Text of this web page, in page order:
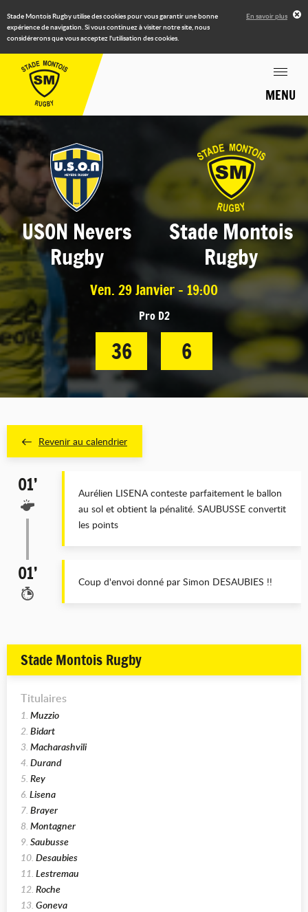
Stade Montois Rugby utilise des cookies pour vous garantir une bonne
expérience de navigation. Si vous continuez à visiter notre site, nous
considérerons que vous acceptez l'utilisation des cookies.
En savoir plus
MENU
USON Nevers
Rugby
Stade Montois
Rugby
Ven. 29 Janvier - 19:00
Pro D2
36 6
Revenir au calendrier
01’
Aurélien LISENA conteste parfaitement le ballon
au sol et obtient la pénalité. SAUBUSSE convertit
les points
01’ Coup d'envoi donné par Simon DESAUBIES !!
Stade Montois Rugby
Titulaires
1. Muzzio
2. Bidart
3. Macharashvili
4. Durand
5. Rey
6. Lisena
7. Brayer
8. Montagner
9. Saubusse
10. Desaubies
11. Lestremau
12. Roche
13. Goneva